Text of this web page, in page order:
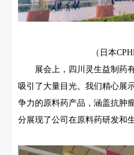
（日本
展会上，四川灵生益制药
吸引了大量目光。我们精心展
争力的原料药产品，涵盖抗肿
分展现了公司在原料药研发和